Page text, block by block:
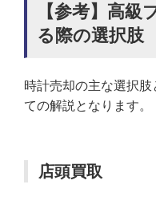
【参考】高級
る際の選択肢
時計売却の主な選択
ての解説となります。
店頭買取